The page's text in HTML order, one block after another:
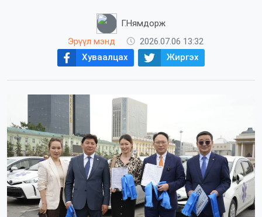
Г.Нямдорж
Эрүүл мэнд
2026.07.06 13:32
Хуваалцах
Жиргэх